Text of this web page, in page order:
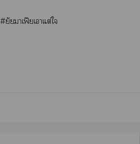
#ยัยาเฟียเาแต่ใ